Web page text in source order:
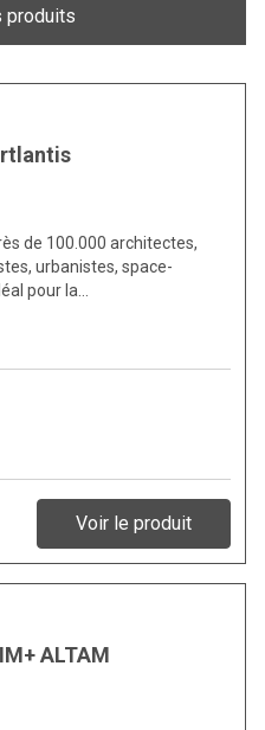
produits
de 100.000 architectes,
urbanistes, space-
pour la…
Voir le produit
ALTAM